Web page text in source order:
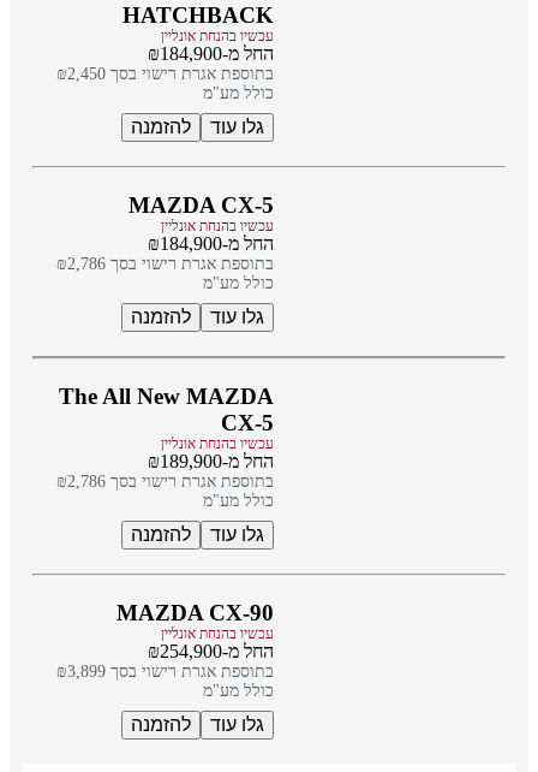
HATCHBACK
עכשיו בהנחת אונליין
החל מ-₪184,900
בתוספת אגרת רישוי בסך ₪2,450
כולל מע"מ
גלו עוד להזמנה
MAZDA CX-5
עכשיו בהנחת אונליין
החל מ-₪184,900
בתוספת אגרת רישוי בסך ₪2,786
כולל מע"מ
גלו עוד להזמנה
The All New MAZDA
CX-5
עכשיו בהנחת אונליין
החל מ-₪189,900
בתוספת אגרת רישוי בסך ₪2,786
כולל מע"מ
גלו עוד להזמנה
MAZDA CX-90
עכשיו בהנחת אונליין
החל מ-₪254,900
בתוספת אגרת רישוי בסך ₪3,899
כולל מע"מ
גלו עוד להזמנה